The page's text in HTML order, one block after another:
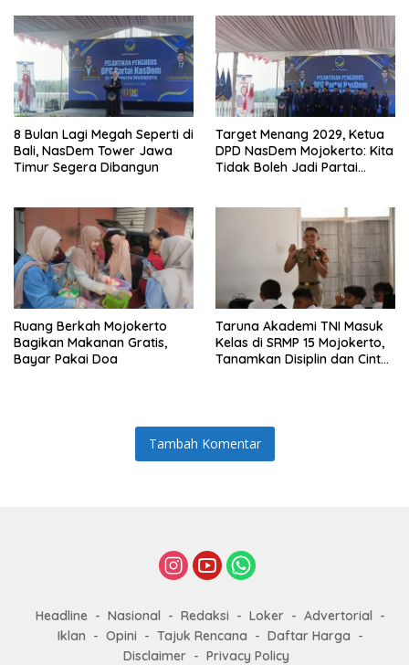
8 Bulan Lagi Megah Seperti di
Bali, NasDem Tower Jawa
Timur Segera Dibangun
Target Menang 2029, Ketua
DPD NasDem Mojokerto: Kita
Tidak Boleh Jadi Partai
Ruang Berkah Mojokerto
Bagikan Makanan Gratis,
Bayar Pakai Doa
Taruna Akademi TNI Masuk
Kelas di SRMP 15 Mojokerto,
Tanamkan Disiplin dan Cinta
Tambah Komentar
Headline Nasional Redaksi Loker
Advertorial
Iklan
Opini Tajuk Rencana
Daftar Harga
Disclaimer
Privacy Policy